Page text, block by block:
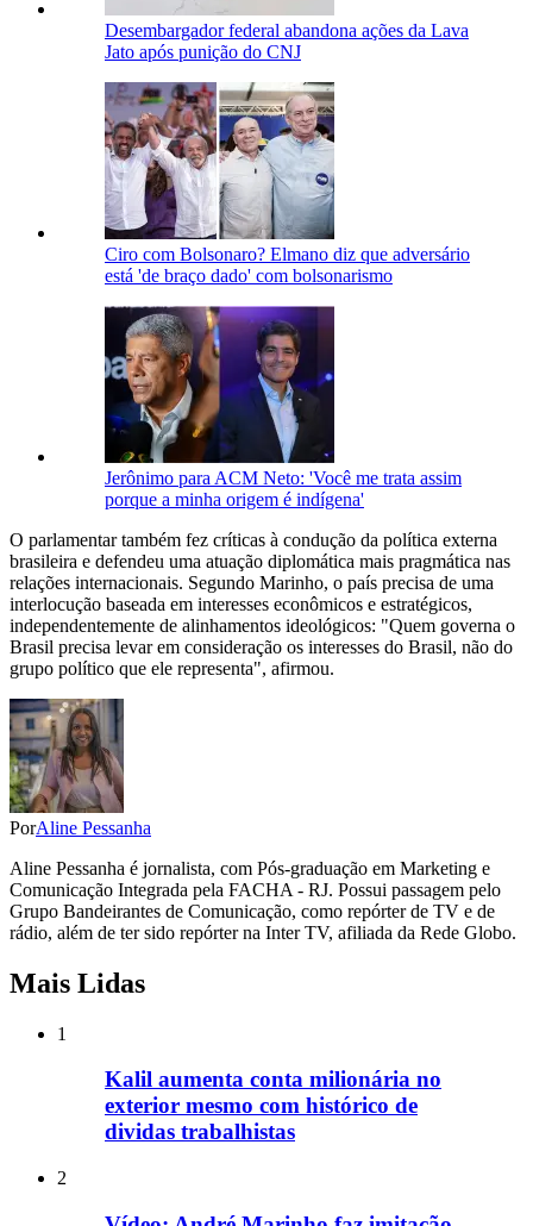
Desembargador federal abandona ações da Lava
Jato após punição do CNJ
Ciro com Bolsonaro? Elmano diz que adversário
está 'de braço dado' com bolsonarismo
Jerônimo para ACM Neto: 'Você me trata assim
porque a minha origem é indígena'
O parlamentar também fez críticas à condução da política externa
brasileira e defendeu uma atuação diplomática mais pragmática nas
relações internacionais. Segundo Marinho, o país precisa de uma
interlocução baseada em interesses econômicos e estratégicos,
independentemente de alinhamentos ideológicos: "Quem governa o
Brasil precisa levar em consideração os interesses do Brasil, não do
grupo político que ele representa", afirmou.
PorAline Pessanha
Aline Pessanha é jornalista, com Pós-graduação em Marketing e
Comunicação Integrada pela FACHA - RJ. Possui passagem pelo
Grupo Bandeirantes de Comunicação, como repórter de TV e de
rádio, além de ter sido repórter na Inter TV, afiliada da Rede Globo.
Mais Lidas
1
Kalil aumenta conta milionária no
exterior mesmo com histórico de
dividas trabalhistas
2